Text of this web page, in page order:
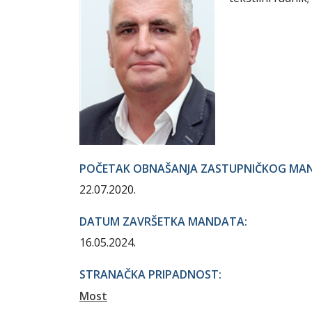
POČETAK OBNAŠANJA ZASTUPNIČKOG
22.07.2020.
DATUM ZAVRŠETKA MANDATA:
16.05.2024.
STRANAČKA PRIPADNOST:
Most